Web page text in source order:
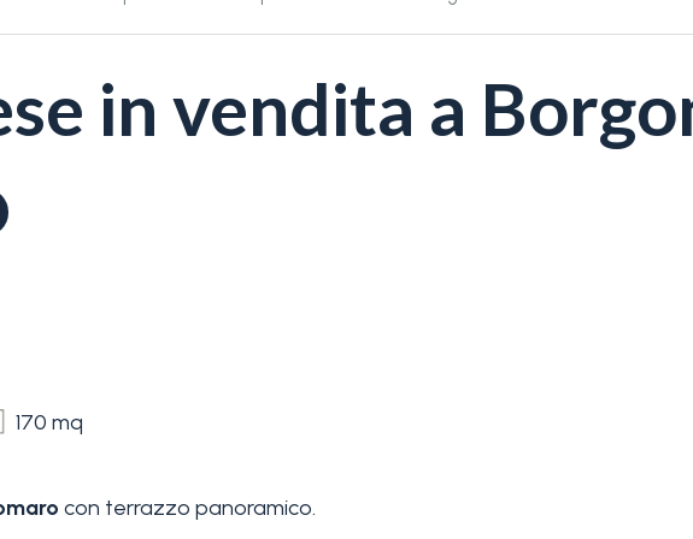
in vendita a
170 mq
con terrazzo panoramico.